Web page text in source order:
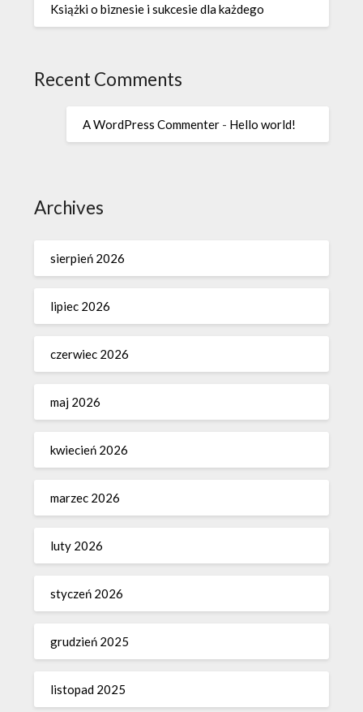
Książki o biznesie i sukcesie dla każdego
Recent Comments
A WordPress Commenter - Hello world!
Archives
sierpień 2026
lipiec 2026
czerwiec 2026
maj 2026
kwiecień 2026
marzec 2026
luty 2026
styczeń 2026
grudzień 2025
listopad 2025